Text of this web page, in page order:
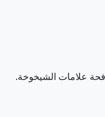
علامات الشيخوخة.